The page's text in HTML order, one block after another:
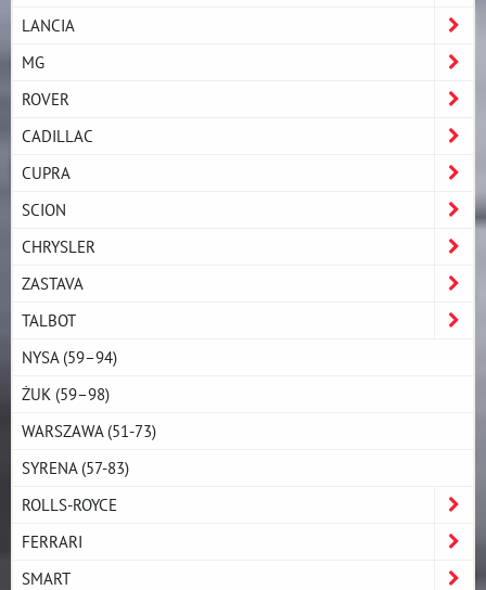
LANCIA
MG
ROVER
CADILLAC
CUPRA
SCION
CHRYSLER
ZASTAVA
TALBOT
NYSA (59–94)
ŻUK (59–98)
WARSZAWA (51-73)
SYRENA (57-83)
ROLLS-ROYCE
FERRARI
SMART